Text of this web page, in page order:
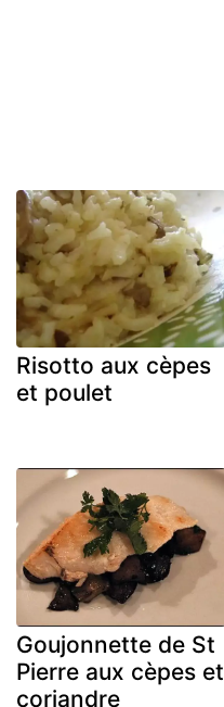
Risotto aux cèpes
et poulet
Goujonnette de St
Pierre aux cèpes et
coriandre